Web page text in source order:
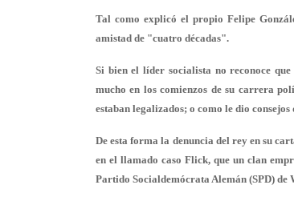
Tal como explicó el propio Felipe
amistad de "cuatro décadas".
Si bien el líder socialista no reconoce
mucho en los comienzos de su carrera
estaban legalizados; o como le dio
De esta forma la denuncia del rey en su
en el llamado caso Flick, que un clan
Partido Socialdemócrata Alemán (SPD)